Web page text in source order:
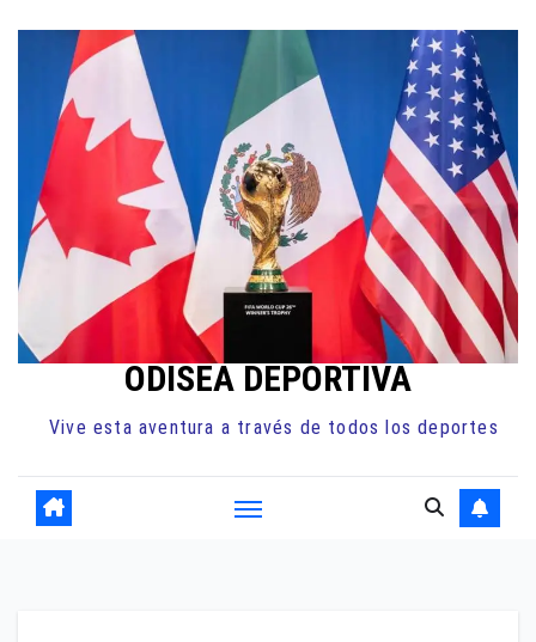
contenido
ODISEA DEPORTIVA
Vive esta aventura a través de todos los deportes